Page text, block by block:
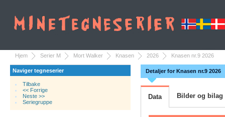
Hjem Serier M Mort Walker Knasen 2026 Knasen nr.9 2026
Naviger tegneserier
Tilbake
<< Forrige
Neste >>
Seriegruppe
Detaljer for Knasen nr.9 2026
Data Bilder og bilag